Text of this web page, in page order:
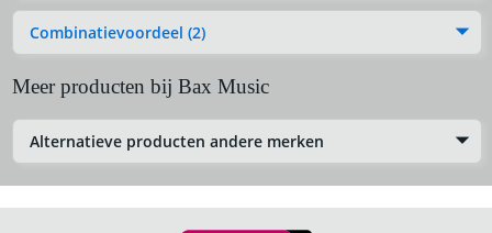
Combinatievoordeel (2)
Meer producten bij Bax Music
Alternatieve producten andere merken